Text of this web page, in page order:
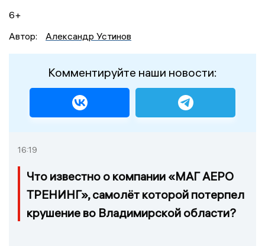
6+
Автор:
Александр Устинов
Комментируйте наши новости:
16:19
Что известно о компании «МАГ АЕРО
ТРЕНИНГ», самолёт которой потерпел
крушение во Владимирской области?